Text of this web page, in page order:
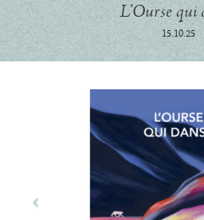
L’Ourse qui
15.10.25